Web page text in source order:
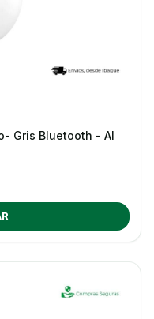
Gris Bluetooth - AI